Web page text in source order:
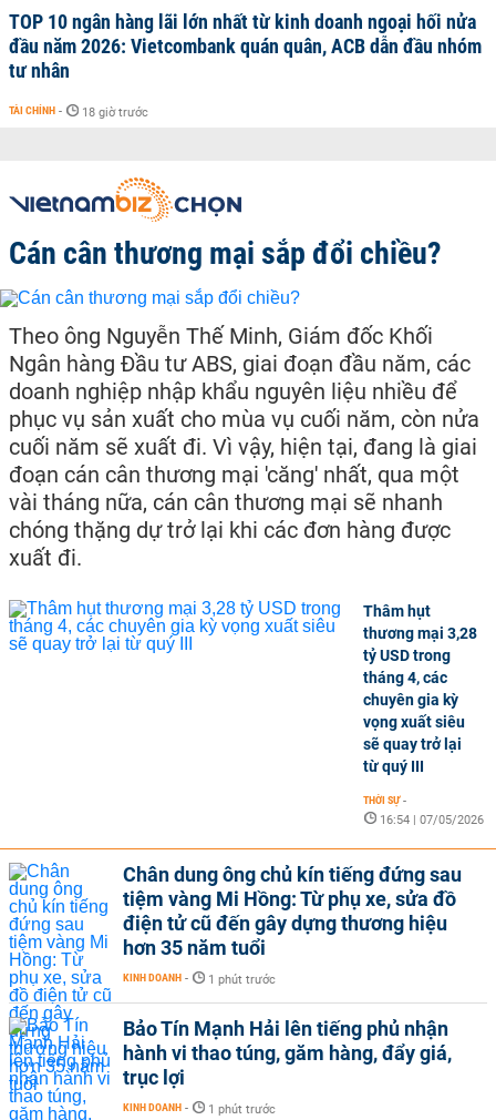
TOP 10 ngân hàng lãi lớn nhất từ kinh doanh ngoại hối nửa
đầu năm 2026: Vietcombank quán quân, ACB dẫn đầu nhóm
tư nhân
TÀI CHÍNH - 18 giờ trước
Cán cân thương mại sắp đổi chiều?
Theo ông Nguyễn Thế Minh, Giám đốc Khối
Ngân hàng Đầu tư ABS, giai đoạn đầu năm, các
doanh nghiệp nhập khẩu nguyên liệu nhiều để
phục vụ sản xuất cho mùa vụ cuối năm, còn nửa
cuối năm sẽ xuất đi. Vì vậy, hiện tại, đang là giai
đoạn cán cân thương mại 'căng' nhất, qua một
vài tháng nữa, cán cân thương mại sẽ nhanh
chóng thặng dự trở lại khi các đơn hàng được
xuất đi.
Thâm hụt
thương mại 3,28
tỷ USD trong
tháng 4, các
chuyên gia kỳ
vọng xuất siêu
sẽ quay trở lại
từ quý III
THỜI SỰ -
16:54 | 07/05/2026
Chân dung ông chủ kín tiếng đứng sau
tiệm vàng Mi Hồng: Từ phụ xe, sửa đồ
điện tử cũ đến gây dựng thương hiệu
hơn 35 năm tuổi
KINH DOANH - 1 phút trước
Bảo Tín Mạnh Hải lên tiếng phủ nhận
hành vi thao túng, găm hàng, đẩy giá,
trục lợi
KINH DOANH - 1 phút trước